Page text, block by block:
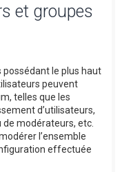
et groupes
possédant le plus haut
peuvent
telles que les
d’utilisateurs,
de modérateurs, etc.
l’ensemble
effectuée